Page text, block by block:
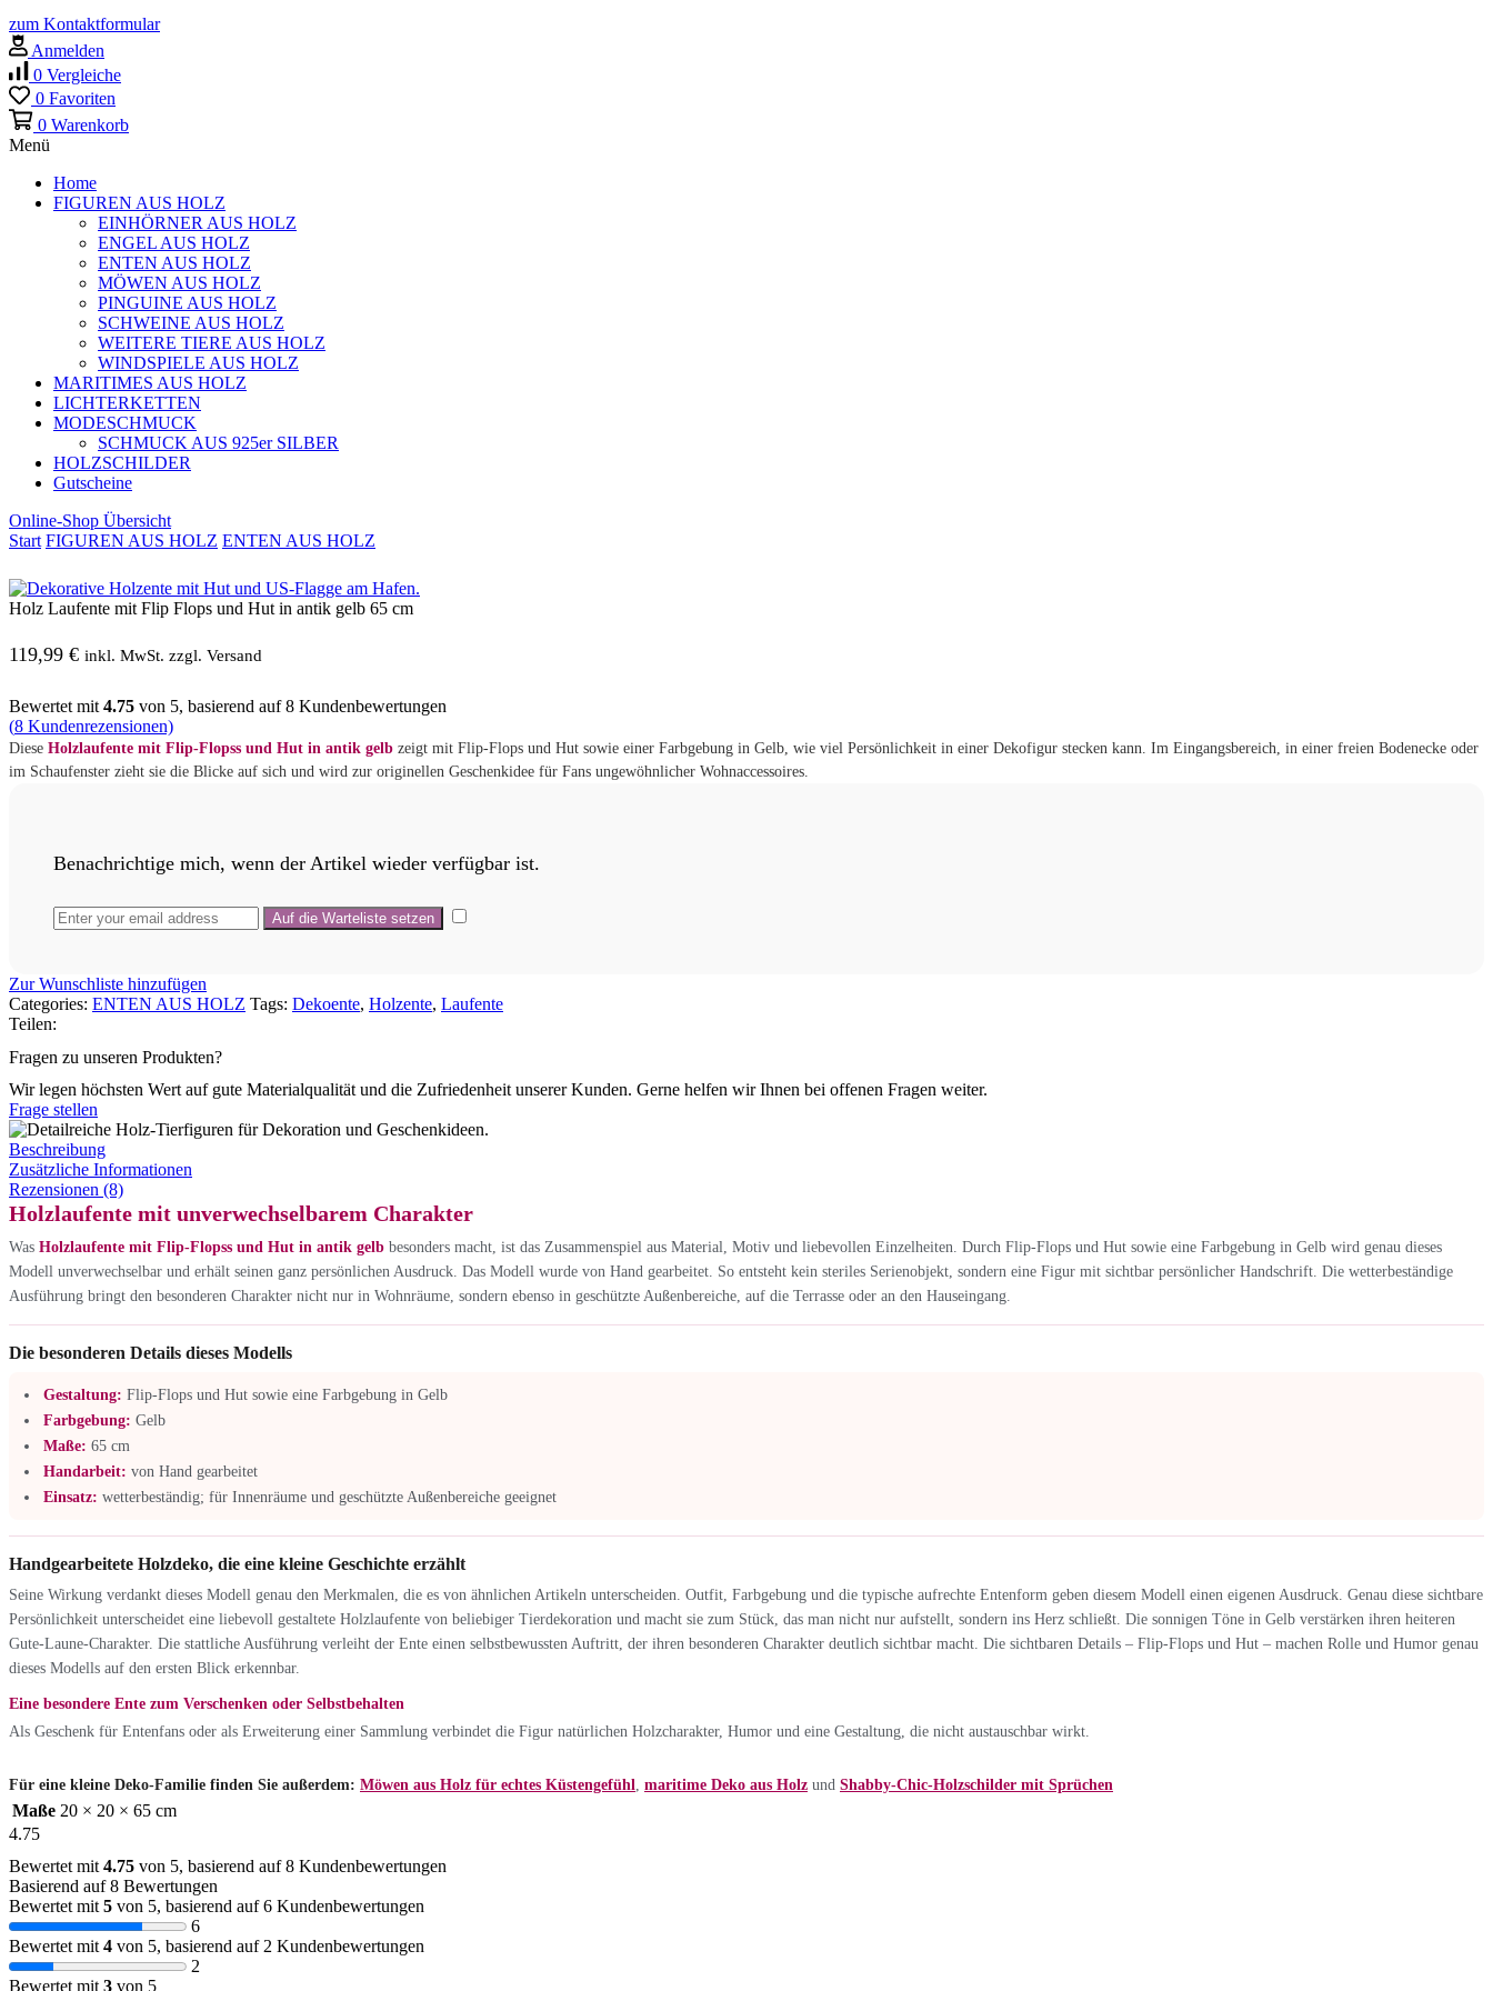
zum Kontaktformular
Anmelden
0 Vergleiche
0 Favoriten
0 Warenkorb
Menü
Home
FIGUREN AUS HOLZ
EINHÖRNER AUS HOLZ
ENGEL AUS HOLZ
ENTEN AUS HOLZ
MÖWEN AUS HOLZ
PINGUINE AUS HOLZ
SCHWEINE AUS HOLZ
WEITERE TIERE AUS HOLZ
WINDSPIELE AUS HOLZ
MARITIMES AUS HOLZ
LICHTERKETTEN
MODESCHMUCK
SCHMUCK AUS 925er SILBER
HOLZSCHILDER
Gutscheine
Online-Shop Übersicht
Start FIGUREN AUS HOLZ ENTEN AUS HOLZ
Holz Laufente mit Flip Flops und Hut in antik gelb 65 cm
119,99 € inkl. MwSt. zzgl. Versand
Bewertet mit 4.75 von 5, basierend auf8 Kundenbewertungen
(8 Kundenrezensionen)
Diese Holzlaufente mit Flip-Flopss und Hut in antik gelb zeigt mit Flip-Flops und Hut sowie einer Farbgebung in Gelb, wie viel Persönlichkeit in einer Dekofigur stecken kann. Im Eingangsbereich, in einer freien Bodenecke oder
im Schaufenster zieht sie die Blicke auf sich und wird zur originellen Geschenkidee für Fans ungewöhnlicher Wohnaccessoires.
Benachrichtige mich, wenn der Artikel wieder verfügbar ist.
Zur Wunschliste hinzufügen
Categories: ENTEN AUS HOLZ Tags: Dekoente, Holzente, Laufente
Teilen:
Fragen zu unseren Produkten?
Wir legen höchsten Wert auf gute Materialqualität und die Zufriedenheit unserer Kunden. Gerne helfen wir Ihnen bei offenen Fragen weiter.
Frage stellen
Beschreibung
Zusätzliche Informationen
Rezensionen (8)
Holzlaufente mit unverwechselbarem Charakter
Was Holzlaufente mit Flip-Flopss und Hut in antik gelb besonders macht, ist das Zusammenspiel aus Material, Motiv und liebevollen Einzelheiten. Durch Flip-Flops und Hut sowie eine Farbgebung in Gelb wird genau dieses
Modell unverwechselbar und erhält seinen ganz persönlichen Ausdruck. Das Modell wurde von Hand gearbeitet. So entsteht kein steriles Serienobjekt, sondern eine Figur mit sichtbar persönlicher Handschrift. Die wetterbeständige
Ausführung bringt den besonderen Charakter nicht nur in Wohnräume, sondern ebenso in geschützte Außenbereiche, auf die Terrasse oder an den Hauseingang.
Die besonderen Details dieses Modells
Gestaltung: Flip-Flops und Hut sowie eine Farbgebung in Gelb
Farbgebung: Gelb
Maße: 65 cm
Handarbeit: von Hand gearbeitet
Einsatz: wetterbeständig; für Innenräume und geschützte Außenbereiche geeignet
Handgearbeitete Holzdeko, die eine kleine Geschichte erzählt
Seine Wirkung verdankt dieses Modell genau den Merkmalen, die es von ähnlichen Artikeln unterscheiden. Outfit, Farbgebung und die typische aufrechte Entenform geben diesem Modell einen eigenen Ausdruck. Genau diese sichtbare
Persönlichkeit unterscheidet eine liebevoll gestaltete Holzlaufente von beliebiger Tierdekoration und macht sie zum Stück, das man nicht nur aufstellt, sondern ins Herz schließt. Die sonnigen Töne in Gelb verstärken ihren heiteren
Gute-Laune-Charakter. Die stattliche Ausführung verleiht der Ente einen selbstbewussten Auftritt, der ihren besonderen Charakter deutlich sichtbar macht. Die sichtbaren Details – Flip-Flops und Hut – machen Rolle und Humor genau
dieses Modells auf den ersten Blick erkennbar.
Eine besondere Ente zum Verschenken oder Selbstbehalten
Als Geschenk für Entenfans oder als Erweiterung einer Sammlung verbindet die Figur natürlichen Holzcharakter, Humor und eine Gestaltung, die nicht austauschbar wirkt.
Für eine kleine Deko-Familie finden Sie außerdem: Möwen aus Holz für echtes Küstengefühl maritime Deko aus Holz und Shabby-Chic-Holzschilder mit Sprüchen
Maße 20 × 20 × 65 cm
4.75
Bewertet mit 4.75 von 5, basierend auf8 Kundenbewertungen
Basierend auf 8 Bewertungen
Bewertet mit 5 von 5, basierend auf6 Kundenbewertungen
6
Bewertet mit 4 von 5, basierend auf 2 Kundenbewertungen
2
Bewertet mit 3 von 5